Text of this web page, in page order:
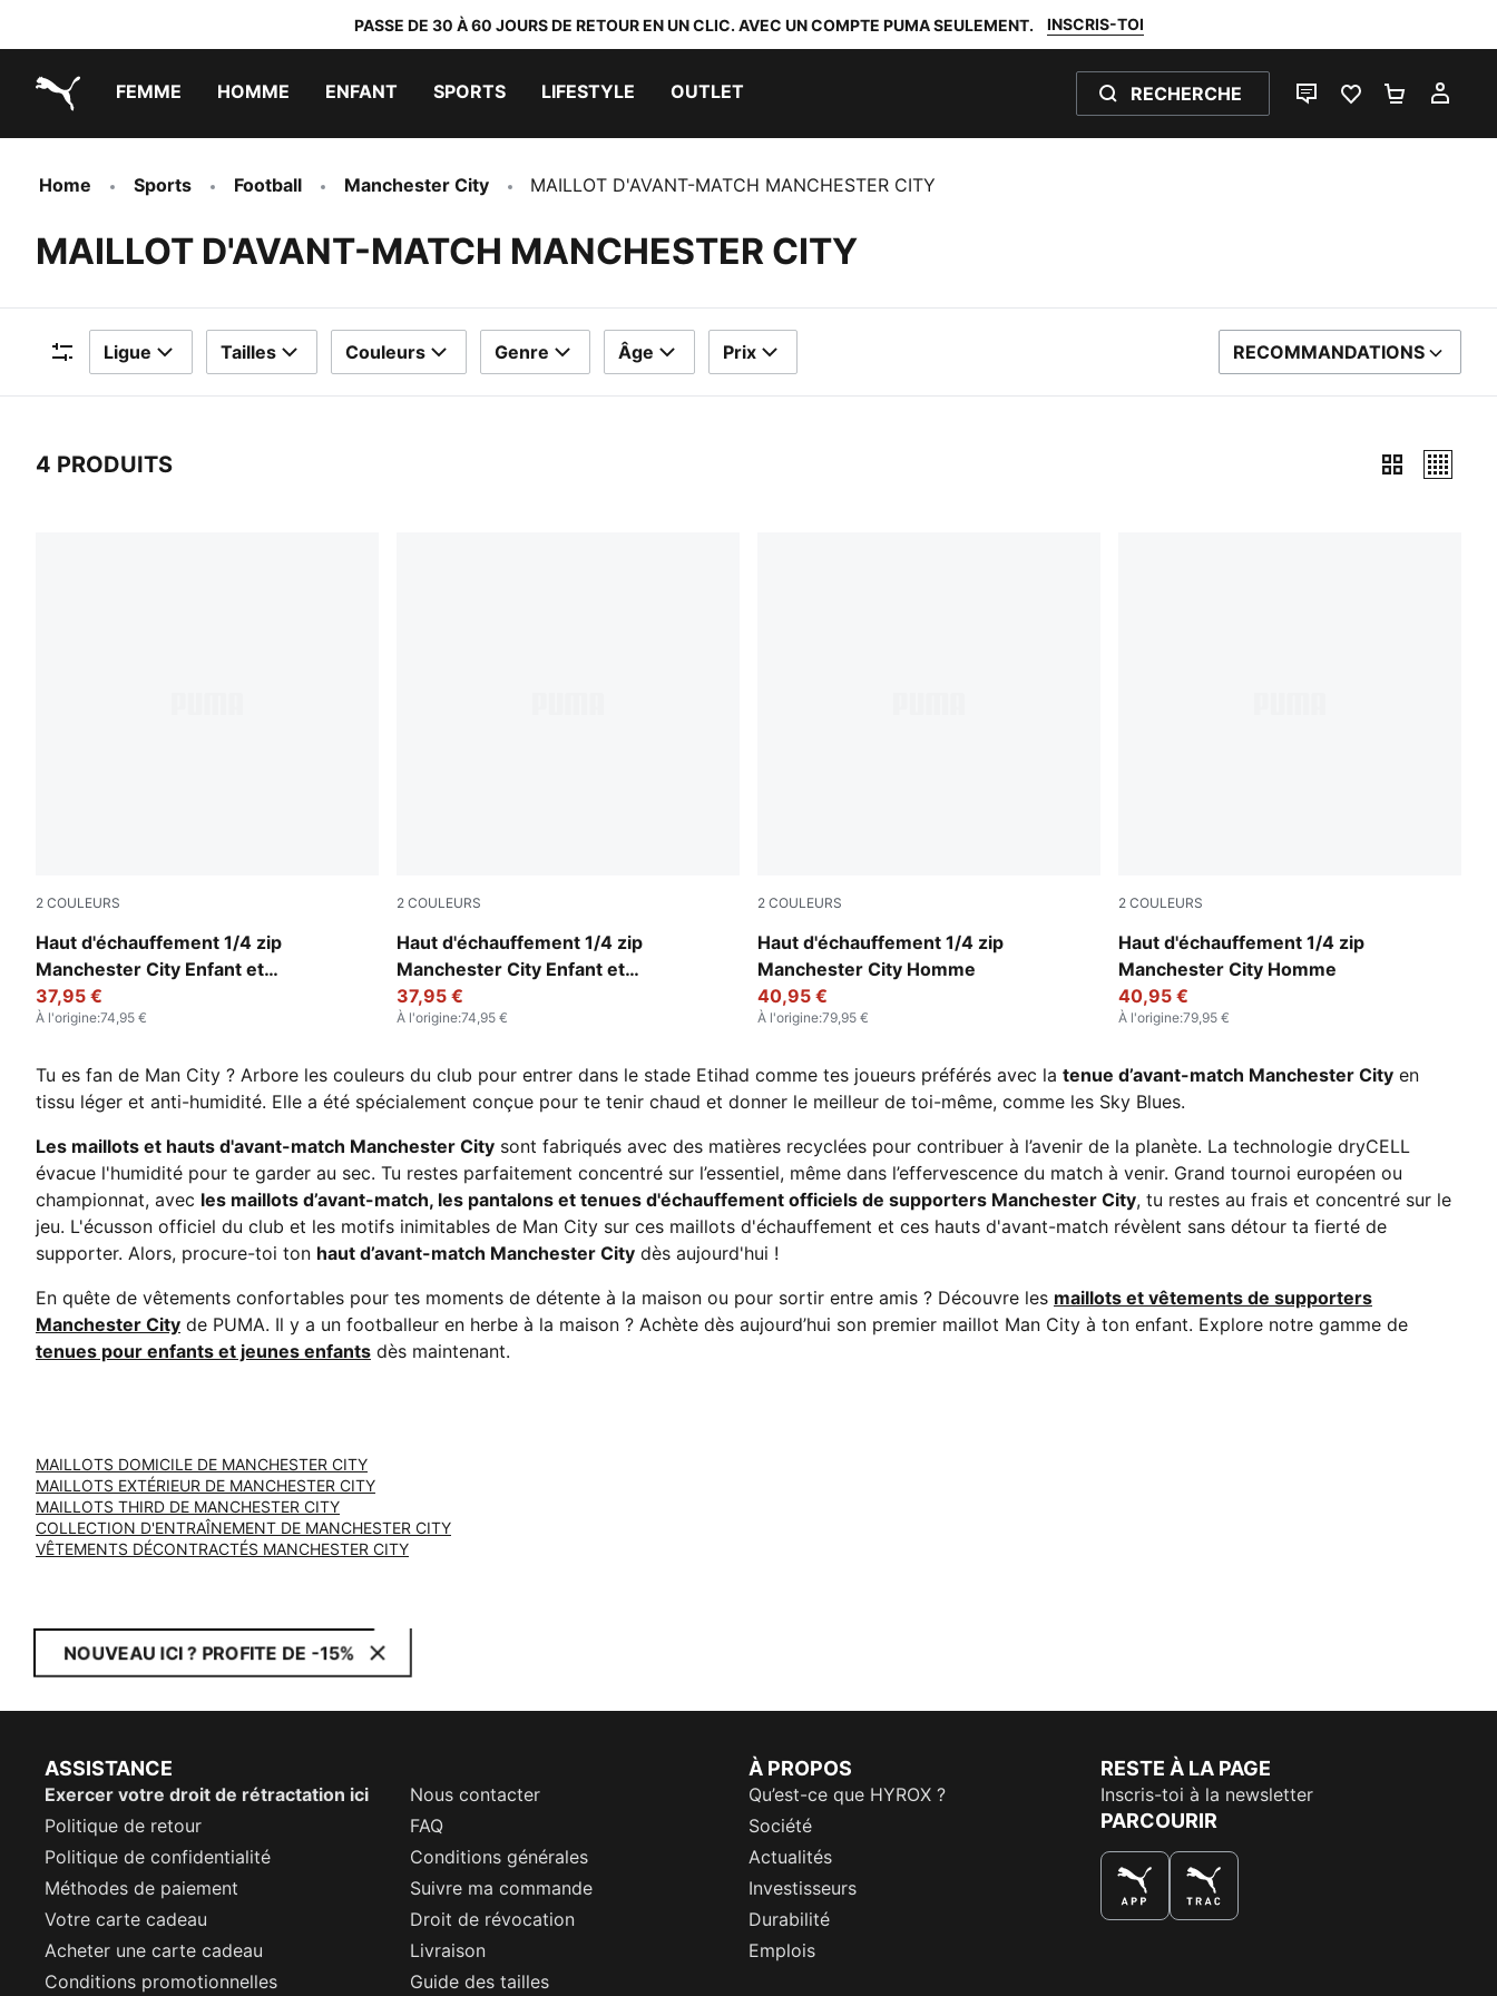
PASSE DE 30 À 60 JOURS DE RETOUR EN UN CLIC. AVEC UN COMPTE PUMA SEULEMENT. INSCRIS-TOI
FEMME HOMME ENFANT SPORTS LIFESTYLE OUTLET RECHERCHE
LIVE CHATFAVORIS 0PANIER 0
Home Sports Football Manchester City MAILLOT D'AVANT-MATCH MANCHESTER CITY
MAILLOT D'AVANT-MATCH MANCHESTER CITY
Filtres
Ligue Tailles Couleurs Genre Âge Prix TRIER PAR
RECOMMANDATIONS
4 PRODUITS
2 COULEURS
Haut d'échauffement 1/4 zip
Manchester City Enfant et
Adolescent
Galactic Gray-Pro Green
37,95 €
À l'origine:74,95 €
2 COULEURS
Haut d'échauffement 1/4 zip
Manchester City Enfant et
Adolescent
Deep Navy-Tropical Blue
37,95 €
À l'origine:74,95 €
2 COULEURS
Haut d'échauffement 1/4 zip
Manchester City Homme
Galactic Gray-Pro Green
40,95 €
À l'origine:79,95 €
2 COULEURS
Haut d'échauffement 1/4 zip
Manchester City Homme
Deep Navy-Tropical Blue
40,95 €
À l'origine:79,95 €
Tu es fan de Man City ? Arbore les couleurs du club pour entrer dans le stade Etihad comme tes joueurs préférés avec la tenue d’avant-match Manchester City en
tissu léger et anti-humidité. Elle a été spécialement conçue pour te tenir chaud et donner le meilleur de toi-même, comme les Sky Blues.
Les maillots et hauts d'avant-match Manchester City sont fabriqués avec des matières recyclées pour contribuer à l’avenir de la planète. La technologie dryCELL
évacue l'humidité pour te garder au sec. Tu restes parfaitement concentré sur l’essentiel, même dans l’effervescence du match à venir. Grand tournoi européen ou
championnat, avec les maillots d’avant-match, les pantalons et tenues d'échauffement officiels de supporters Manchester City, tu restes au frais et concentré sur le
jeu. L'écusson officiel du club et les motifs inimitables de Man City sur ces maillots d'échauffement et ces hauts d'avant-match révèlent sans détour ta fierté de
supporter. Alors, procure-toi ton haut d’avant-match Manchester City dès aujourd'hui !
En quête de vêtements confortables pour tes moments de détente à la maison ou pour sortir entre amis ? Découvre les maillots et vêtements de supporters
Manchester City de PUMA. Il y a un footballeur en herbe à la maison ? Achète dès aujourd’hui son premier maillot Man City à ton enfant. Explore notre gamme de
tenues pour enfants et jeunes enfants dès maintenant.
MAILLOTS DOMICILE DE MANCHESTER CITY
MAILLOTS EXTÉRIEUR DE MANCHESTER CITY
MAILLOTS THIRD DE MANCHESTER CITY
COLLECTION D'ENTRAÎNEMENT DE MANCHESTER CITY
VÊTEMENTS DÉCONTRACTÉS MANCHESTER CITY
NOUVEAU ICI ? PROFITE DE -15%
ASSISTANCE
Exercer votre droit de rétractation ici
Nous contacter
Politique de retour
FAQ
Politique de confidentialité
Conditions générales
Méthodes de paiement
Suivre ma commande
Votre carte cadeau
Droit de révocation
Acheter une carte cadeau
Livraison
Conditions promotionnelles
Guide des tailles
À PROPOS
Qu’est-ce que HYROX ?
Société
Actualités
Investisseurs
Durabilité
Emplois
RESTE À LA PAGE
Inscris-toi à la newsletter
PARCOURIR